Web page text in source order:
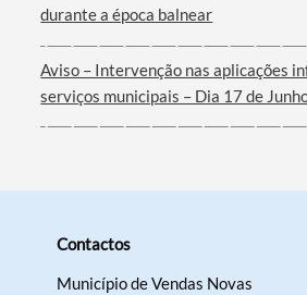
durante a época balnear
Aviso – Intervenção nas aplicações
serviços municipais – Dia 17 de
Contactos
Município de Vendas Novas